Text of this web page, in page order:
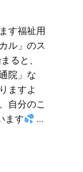
す福祉用
ル」のス
ると、
院」な
ますよ
自分のこ
ます
…